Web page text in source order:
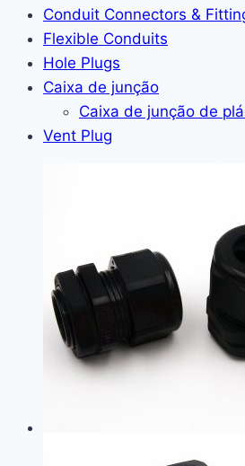
Conduit Connectors &
Flexible Conduits
Hole Plugs
Caixa de junção
Caixa de junção de
Vent Plug